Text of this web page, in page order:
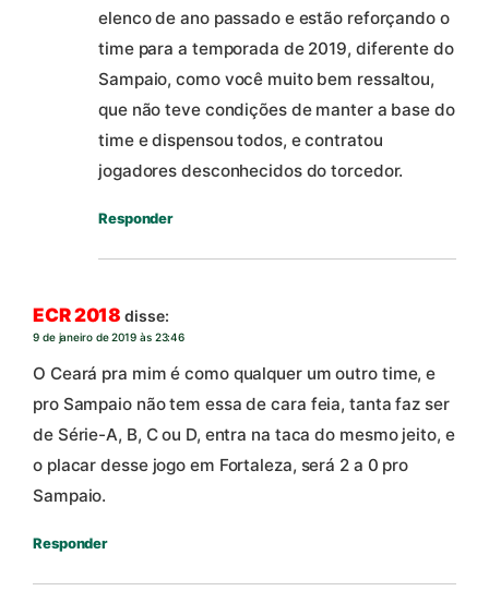
elenco de ano passado e estão reforçando o
time para a temporada de 2019, diferente do
Sampaio, como você muito bem ressaltou,
que não teve condições de manter a base do
time e dispensou todos, e contratou
jogadores desconhecidos do torcedor.
Responder
ECR 2018 disse:
9 de janeiro de 2019 às 23:46
O Ceará pra mim é como qualquer um outro time, e
pro Sampaio não tem essa de cara feia, tanta faz ser
de Série-A, B, C ou D, entra na taca do mesmo jeito, e
o placar desse jogo em Fortaleza, será 2 a 0 pro
Sampaio.
Responder